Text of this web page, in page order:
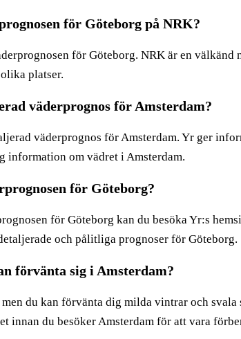
för Göteborg på NRK?
för Göteborg. NRK är en välkänd
platser.
väderprognos för Amsterdam?
väderprognos för Amsterdam. Yr ger
information om vädret i Amsterdam.
för Göteborg?
för Göteborg kan du besöka Yr:s
och pålitliga prognoser för Göteborg.
förvänta sig i Amsterdam?
du kan förvänta dig milda vintrar och svala
innan du besöker Amsterdam för att vara